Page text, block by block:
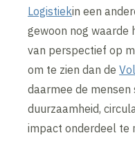
Logistiekin een
gewoon nog waarde
van perspectief op
om te zien dan de
daarmee de
duurzaamheid,
impact onderdeel te